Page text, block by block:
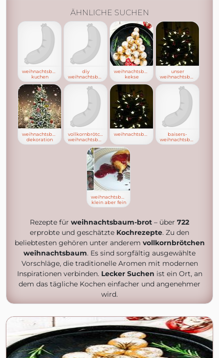
ÄHNLICHE SUCHEN
weihnachtsbaum
kuchen
diy
weihnachtsbaum
kekse
unser
weihnachtsbaum
dekoration
vollkornbrötchen
baisers-
weihnachtsbaum
klein aber fein
Rezepte für weihnachtsbaum-brot – über 722
erprobte und geschätzte Kochrezepte. Zu den
beliebtesten gehören unter anderem vollkornbrötchen
weihnachtsbaum. Es sind sorgfältig ausgewählte
Vorschläge, die traditionelle Aromen mit modernen
Inspirationen verbinden. Lecker Suchen ist ein Ort, an
dem das tägliche Kochen einfacher und angenehmer
wird.